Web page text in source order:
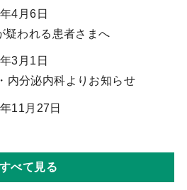
4月6日
疑われる患者さまへ
3月1日
内分泌内科よりお知らせ
11月27日
すべて見る